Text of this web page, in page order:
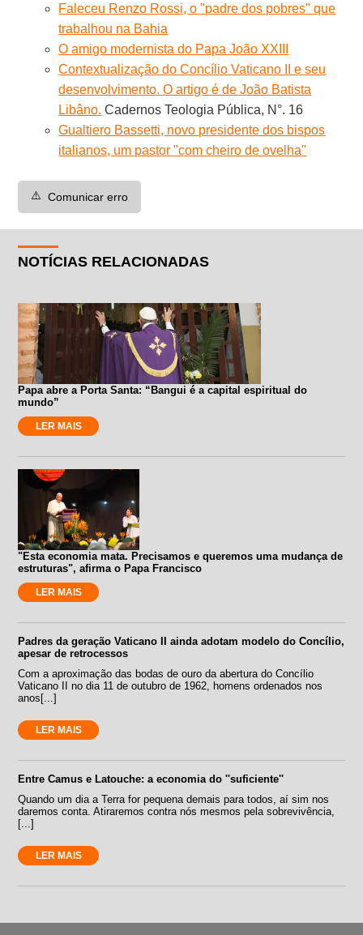
Faleceu Renzo Rossi, o ''padre dos pobres'' que
trabalhou na Bahia
O amigo modernista do Papa João XXIII
Contextualização do Concílio Vaticano II e seu
desenvolvimento. O artigo é de João Batista
Libâno. Cadernos Teologia Pública, N°. 16
Gualtiero Bassetti, novo presidente dos bispos
italianos, um pastor "com cheiro de ovelha"
⚠️ Comunicar erro
NOTÍCIAS RELACIONADAS
Papa abre a Porta Santa: “Bangui é a capital espiritual do
mundo”
LER MAIS
"Esta economia mata. Precisamos e queremos uma mudança de
estruturas", afirma o Papa Francisco
LER MAIS
Padres da geração Vaticano II ainda adotam modelo do Concílio,
apesar de retrocessos
Com a aproximação das bodas de ouro da abertura do Concílio
Vaticano II no dia 11 de outubro de 1962, homens ordenados nos
anos[...]
LER MAIS
Entre Camus e Latouche: a economia do ''suficiente''
Quando um dia a Terra for pequena demais para todos, aí sim nos
daremos conta. Atiraremos contra nós mesmos pela sobrevivência,
[...]
LER MAIS